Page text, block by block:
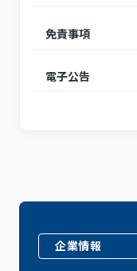
免責事項
電子公告
企業情報